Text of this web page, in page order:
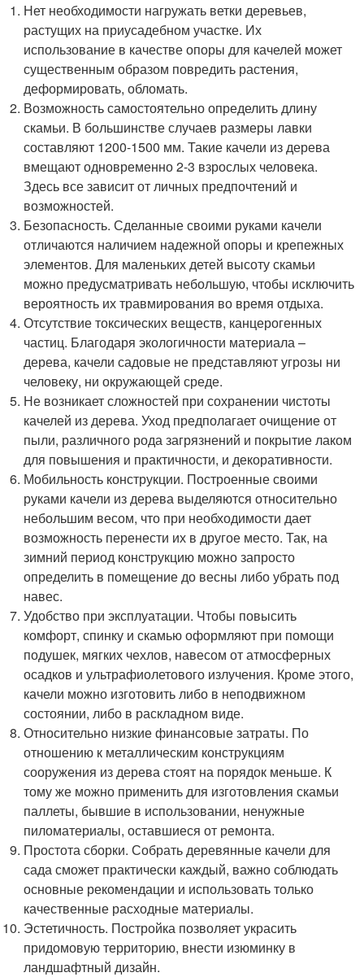
Нет необходимости нагружать ветки деревьев,
растущих на приусадебном участке. Их
использование в качестве опоры для качелей может
существенным образом повредить растения,
деформировать, обломать.
Возможность самостоятельно определить длину
скамьи. В большинстве случаев размеры лавки
составляют 1200-1500 мм. Такие качели из дерева
вмещают одновременно 2-3 взрослых человека.
Здесь все зависит от личных предпочтений и
возможностей.
Безопасность. Сделанные своими руками качели
отличаются наличием надежной опоры и крепежных
элементов. Для маленьких детей высоту скамьи
можно предусматривать небольшую, чтобы исключить
вероятность их травмирования во время отдыха.
Отсутствие токсических веществ, канцерогенных
частиц. Благодаря экологичности материала –
дерева, качели садовые не представляют угрозы ни
человеку, ни окружающей среде.
Не возникает сложностей при сохранении чистоты
качелей из дерева. Уход предполагает очищение от
пыли, различного рода загрязнений и покрытие лаком
для повышения и практичности, и декоративности.
Мобильность конструкции. Построенные своими
руками качели из дерева выделяются относительно
небольшим весом, что при необходимости дает
возможность перенести их в другое место. Так, на
зимний период конструкцию можно запросто
определить в помещение до весны либо убрать под
навес.
Удобство при эксплуатации. Чтобы повысить
комфорт, спинку и скамью оформляют при помощи
подушек, мягких чехлов, навесом от атмосферных
осадков и ультрафиолетового излучения. Кроме этого,
качели можно изготовить либо в неподвижном
состоянии, либо в раскладном виде.
Относительно низкие финансовые затраты. По
отношению к металлическим конструкциям
сооружения из дерева стоят на порядок меньше. К
тому же можно применить для изготовления скамьи
паллеты, бывшие в использовании, ненужные
пиломатериалы, оставшиеся от ремонта.
Простота сборки. Собрать деревянные качели для
сада сможет практически каждый, важно соблюдать
основные рекомендации и использовать только
качественные расходные материалы.
Эстетичность. Постройка позволяет украсить
придомовую территорию, внести изюминку в
ландшафтный дизайн.